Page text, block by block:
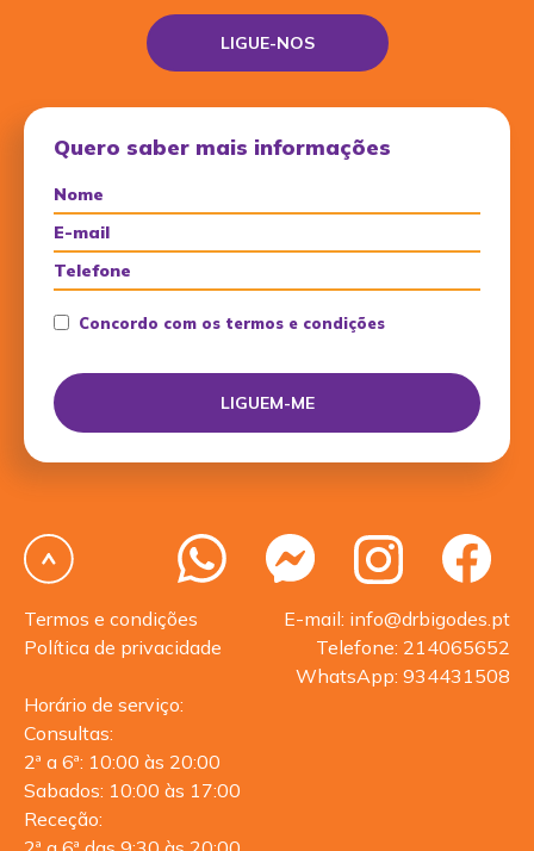
LIGUE-NOS
Quero saber mais informações
Concordo com os termos e condições
Termos e condições
Política de privacidade
E-mail: info@drbigodes.pt
Telefone: 214065652
WhatsApp: 934431508
Horário de serviço:
Consultas:
2ª a 6ª: 10:00 às 20:00
Sabados: 10:00 às 17:00
Receção: